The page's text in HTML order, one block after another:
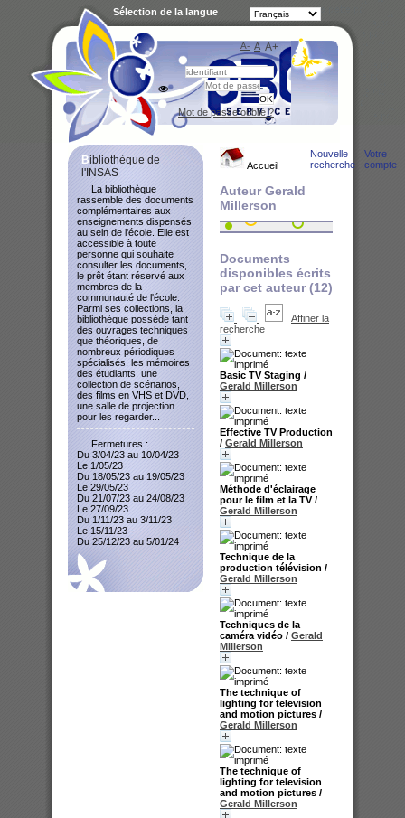
Accueil
Nouvelle
recherche
Votre
compte
Auteur Gerald
Millerson
Documents
disponibles écrits
par cet auteur (12)
Affiner la
recherche
Basic TV Staging /
Gerald Millerson
Effective TV Production
/ Gerald Millerson
Méthode d'éclairage
pour le film et la TV/
Gerald Millerson
Technique de la
production télévision /
Gerald Millerson
Techniques de la
caméra vidéo / Gerald
Millerson
The technique of
lighting for television
and motion pictures /
Gerald Millerson
The technique of
lighting for television
and motion pictures /
Gerald Millerson
Bibliothèque de
l'INSAS
La bibliothèque
rassemble des documents
complémentaires aux
enseignements dispensés
au sein de l'école. Elle est
accessible à toute
personne qui souhaite
consulter les documents,
le prêt étant réservé aux
membres de la
communauté de l'école.
Parmi ses collections, la
bibliothèque possède tant
des ouvrages techniques
que théoriques, de
nombreux périodiques
spécialisés, les mémoires
des étudiants, une
collection de scénarios,
des films en VHS et DVD,
une salle de projection
pour les regarder...
Fermetures :
Du 3/04/23 au 10/04/23
Le 1/05/23
Du 18/05/23 au 19/05/23
Le 29/05/23
Du 21/07/23 au 24/08/23
Le 27/09/23
Du 1/11/23 au 3/11/23
Le 15/11/23
Du 25/12/23 au 5/01/24
A- A A+
Sélection de la langue
Mot de passe oublié ?